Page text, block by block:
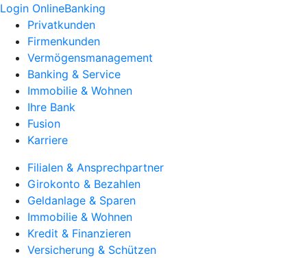
Login OnlineBanking
Privatkunden
Firmenkunden
Vermögensmanagement
Banking & Service
Immobilie & Wohnen
Ihre Bank
Fusion
Karriere
Filialen & Ansprechpartner
Girokonto & Bezahlen
Geldanlage & Sparen
Immobilie & Wohnen
Kredit & Finanzieren
Versicherung & Schützen